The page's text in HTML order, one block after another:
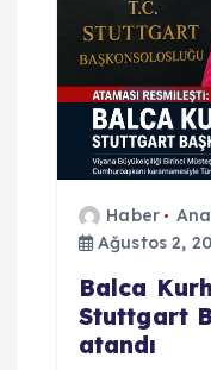
m
e
Haber
Ağustos 2,
Balca
Stuttgart
atandı